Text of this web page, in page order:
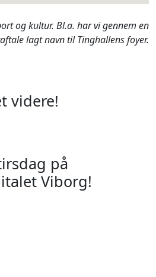
og kultur. Bl.a. har vi gennem en
lagt navn til Tinghallens foyer.
videre!
på
Viborg!